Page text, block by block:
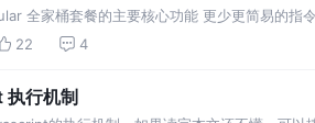
全家桶套餐的主要核心功能 更少更简易的指
据状态共享仅需简短的配置， 组件闭包 , 一次
22 4
行机制